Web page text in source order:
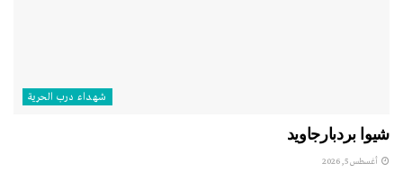
شهداء درب الحرية
شيوا بردبارجاويد
أغسطس 5, 2026